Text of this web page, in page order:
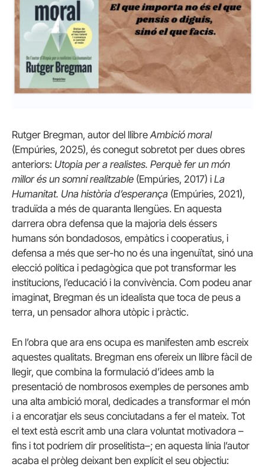
Rutger Bregman, autor del llibre Ambició moral
(Empúries, 2025), és conegut sobretot per dues obres
anteriors: Utopia per a realistes. Perquè fer un món
millor és un somni realitzable (Empúries, 2017) i La
Humanitat. Una història d’esperança (Empúries, 2021),
traduïda a més de quaranta llengües. En aquesta
darrera obra defensa que la majoria dels éssers
humans són bondadosos, empàtics i cooperatius, i
defensa a més que ser-ho no és una ingenuïtat, sinó una
elecció política i pedagògica que pot transformar les
institucions, l’educació i la convivència. Com podeu anar
imaginat, Bregman és un idealista que toca de peus a
terra, un pensador alhora utòpic i pràctic.
En l’obra que ara ens ocupa es manifesten amb escreix
aquestes qualitats. Bregman ens ofereix un llibre fàcil de
llegir, que combina la formulació d’idees amb la
presentació de nombrosos exemples de persones amb
una alta ambició moral, dedicades a transformar el món
i a encoratjar els seus conciutadans a fer el mateix. Tot
el text està escrit amb una clara voluntat motivadora –
fins i tot podríem dir proselitista–; en aquesta línia l’autor
acaba el pròleg deixant ben explícit el seu objectiu: